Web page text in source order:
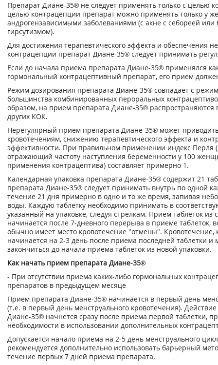
Препарат Диане-35® не следует применять только с целью
целью контрацепции препарат можно применять только у
андрогензависимыми заболеваниями (с акне с себореей или
гирсутизмом).
Для достижения терапевтического эффекта и обеспечения
контрацепции препарат Диане-35® следует принимать
Если до начала приема препарата Диане-35® применялся
гормональный контрацептивный препарат, его прием
Режим дозирования препарата Диане-35® совпадает с
большинства комбинированных пероральных
образом, на прием препарата Диане-35® распространяются
других КОК.
Нерегулярный прием препарата Диане-35® может
кровотечениям, снижению терапевтического эффекта и
эффективности. При правильном применении индекс Перля
отражающий частоту наступления беременности у 100
применения контрацептива) составляет примерно 1.
Календарная упаковка препарата Диане-35® содержит 21
препарата Диане-35® следует принимать внутрь по одной
течение 21 дня примерно в одно и то же время, запивая
воды. Каждую таблетку необходимо принимать в
указанный на упаковке, следуя стрелкам. Прием таблеток
начинается после 7-дневного перерыва в приеме таблеток,
обычно имеет место кровотечение "отмены". Кровотечение,
начинается на 2-3 день после приема последней таблетки и
закончиться до начала приема таблеток из новой упаковки.
Как начать прием препарата Диане-35®
- При отсутствии приема каких-либо гормональных
препаратов в предыдущем месяце
Прием препарата Диане-35® начинается в первый день
(т.е. в первый день менструального кровотечения).
Диане-35® начнется сразу после приема первой таблетки,
необходимости в использовании дополнительных
Допускается начало приема на 2-5 день менструального
рекомендуется дополнительно использовать барьерный
течение первых 7 дней приема препарата.